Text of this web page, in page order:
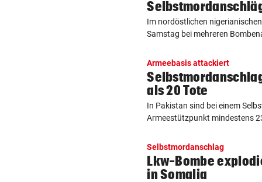
Im nordöstlichen
Samstag bei mehreren
Armeebasis attackiert
als 20 Tote
In Pakistan sind bei einem
Armeestützpunkt mindestens
Selbstmordanschlag
Lkw-Bombe
in Somalia